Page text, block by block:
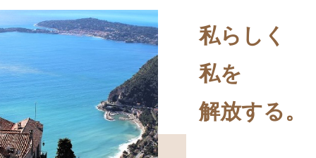
私らしく
私を
解放する。